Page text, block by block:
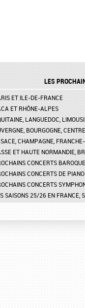
LES
ET ILE-DE-FRANCE
ET RHÔNE-ALPES
LANGUEDOC,
BOURGOGNE, CENTRE
CHAMPAGNE,
ET HAUTE NORMANDIE,
CONCERTS
CONCERTS DE PIANO
CONCERTS
SAISONS 25/26 EN FRANCE,